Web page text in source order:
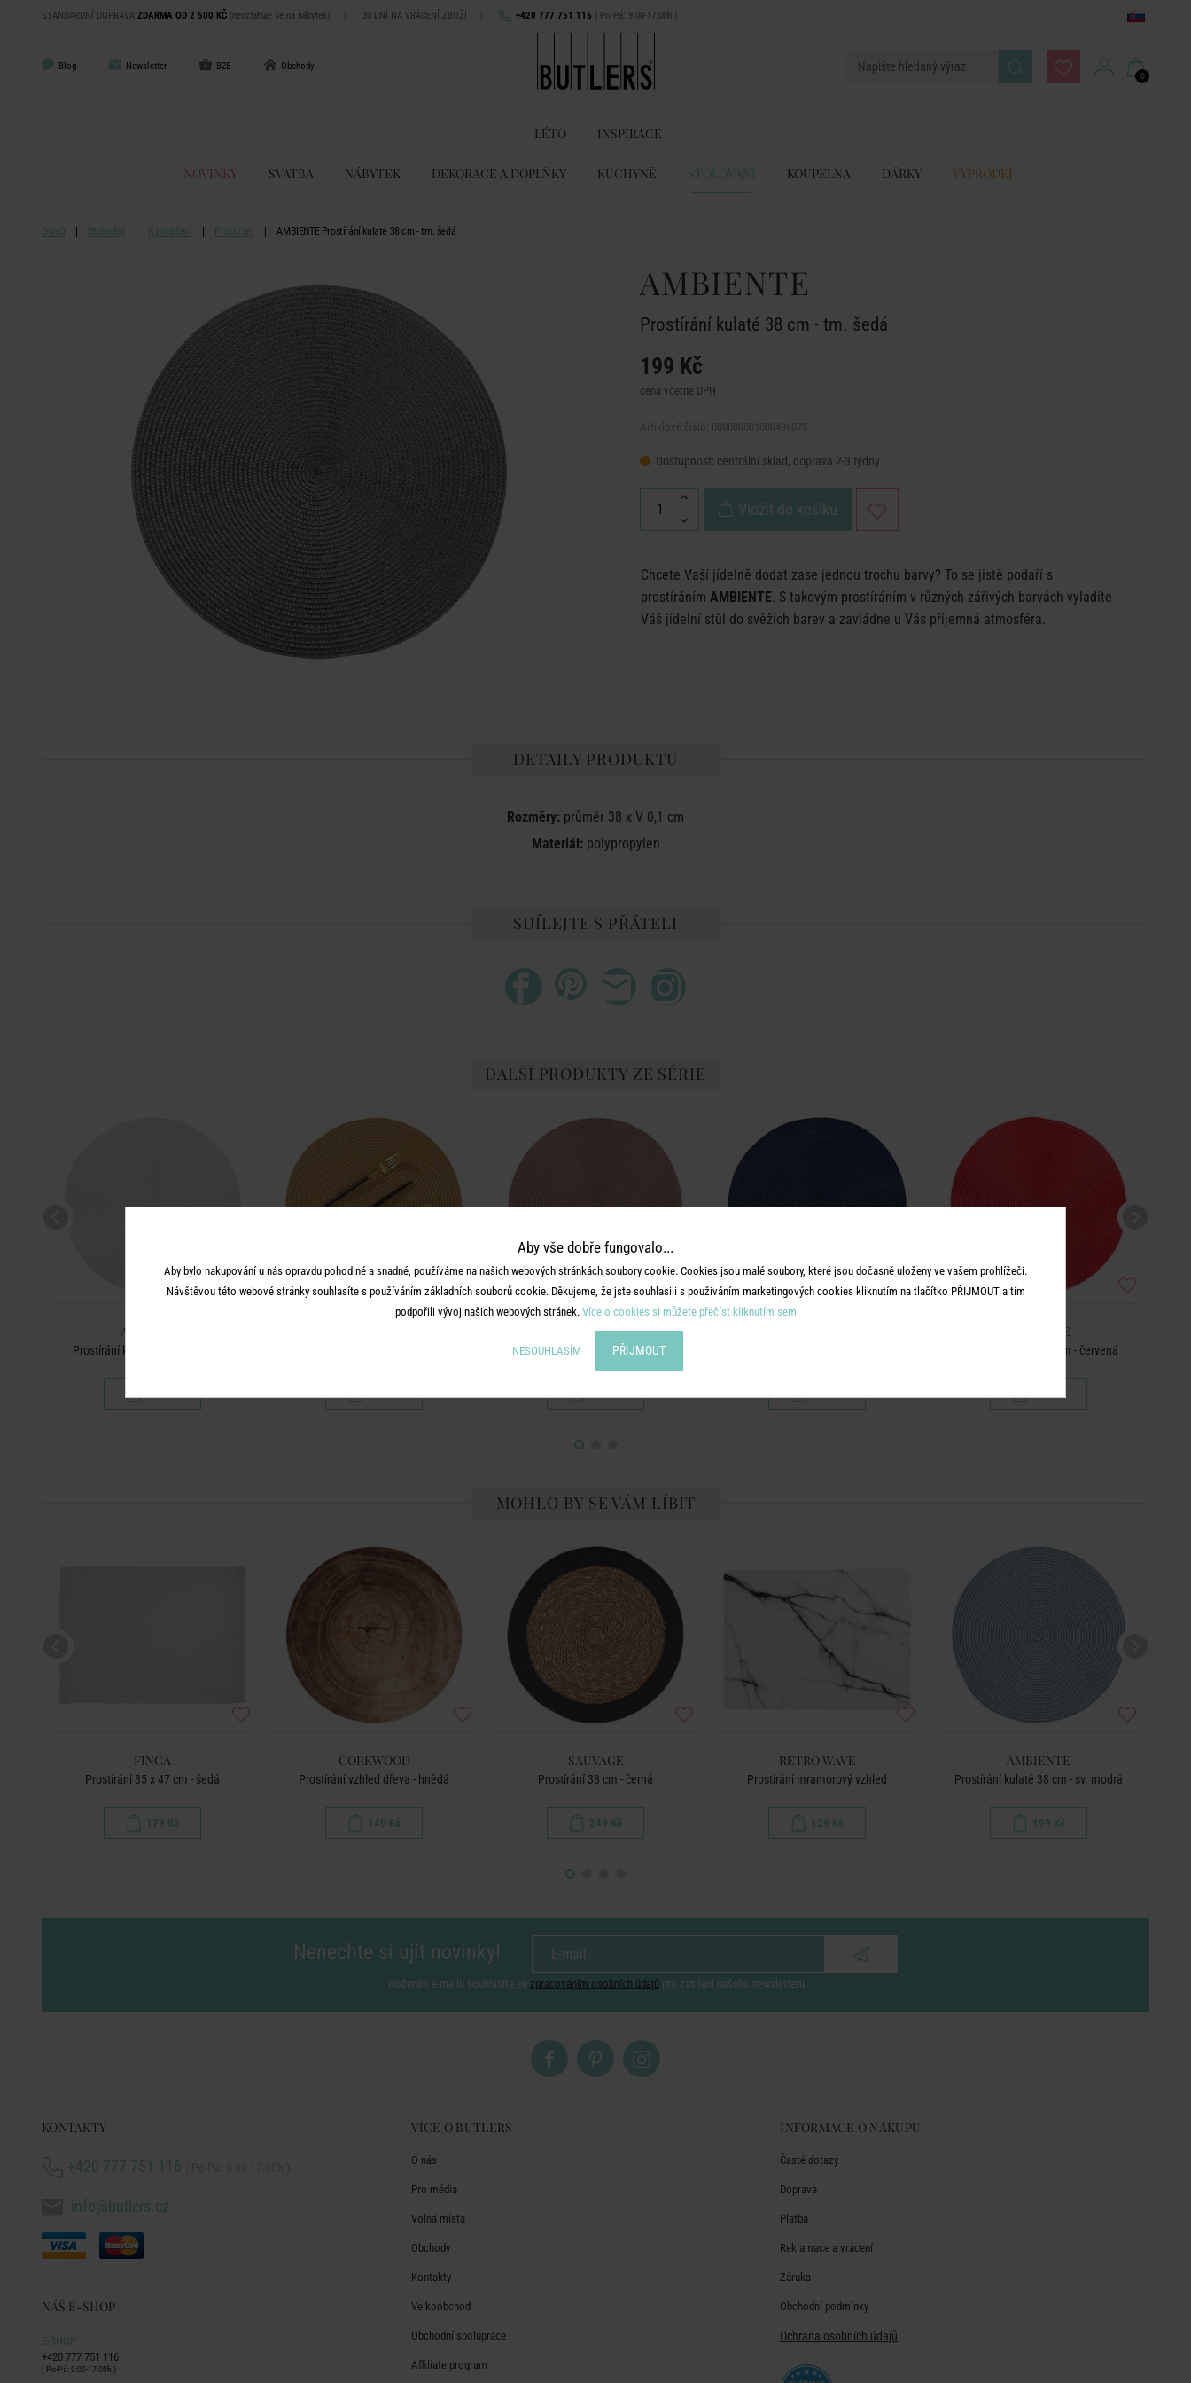
STANDARDNÍ DOPRAVA ZDARMA OD 2 500 KČ (nevztahuje se na nábytek) | 30 DNÍ NA VRÁCENÍ ZBOŽÍ | +420 777 751 116 ( Po-Pá: 9:00-17:00h )
Blog Newsletter B2B Obchody
0
LÉTO INSPIRACE
NOVINKY SVATBA NÁBYTEK DEKORACE A DOPLŇKY KUCHYNĚ STOLOVÁNÍ KOUPELNA DÁRKY VÝPRODEJ
Domů Stolování K prostření Prostírání AMBIENTE Prostírání kulaté 38 cm - tm. šedá
AMBIENTE
Prostírání kulaté 38 cm - tm. šedá
199 Kč
cena včetně DPH
Dostupnost: centrální sklad, doprava 2-3 týdny
Vložit do košíku
Chcete Vaší jídelně dodat zase jednou trochu barvy? To se jistě podaří s
prostíráním AMBIENTE. S takovým prostíráním v různých zářivých barvách vyladíte
Váš jídelní stůl do svěžích barev a zavládne u Vás příjemná atmosféra.
DETAILY PRODUKTU
Rozměry: průměr 38 x V 0,1 cm
Materiál:polypropylen
SDÍLEJTE S PŘÁTELI
DALŠÍ PRODUKTY ZE SÉRIE
AMBIENTE
Prostírání kulaté 38 cm - sv. šedá
199 Kč 199 Kč
AMBIENTE
Prostírání kulaté - šedohnědá
199 Kč 199 Kč
AMBIENTE
Prostírání kulaté 38 cm - červená
199 Kč
MOHLO BY SE VÁM LÍBIT
FINCA
Prostírání 35 x 47 cm - šedá
179 Kč
CORKWOOD
Prostírání vzhled dřeva - hnědá
149 Kč
SAUVAGE
Prostírání 38 cm - černá
249 Kč
RETRO WAVE
Prostírání mramorový vzhled
129 Kč
AMBIENTE
Prostírání kulaté 38 cm - sv. modrá
199 Kč
Nenechte si ujít novinky!
vložením e-mailu souhlasíte se zpracováním osobních údajů pro zasílání našeho newsletteru
KONTAKTY
+420 777 751 116
info@butlers.cz
NÁŠ E-SHOP
E-SHOP
+420 777 751 116
( Po-Pá: 9:00-17:00h )
VÍCE O BUTLERS
O nás
Pro média
Volná místa
Obchody
Kontakty
Velkoobchod
Obchodní spolupráce
Affiliate program
INFORMACE O NÁKUPU
Časté dotazy
Doprava
Platba
Reklamace a vrácení
Záruka
Obchodní podmínky
Ochrana osobních údajů
Aby vše dobře fungovalo...
Aby bylo nakupování u nás opravdu pohodlné a snadné, používáme na našich webových stránkách soubory cookie. Cookies jsou malé soubory, které jsou dočasně uloženy ve vašem prohlížeči.
Návštěvou této webové stránky souhlasíte s používáním základních souborů cookie. Děkujeme, že jste souhlasili s používáním marketingových cookies kliknutím na tlačítko PŘIJMOUT a tím
podpořili vývoj našich webových stránek. Více o cookies si můžete přečíst kliknutím sem
NESOUHLASÍM PŘIJMOUT